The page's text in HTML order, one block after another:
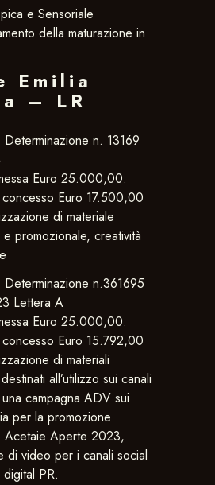
e Sensoriale
della maturazione in
Emilia
– LR
n. 13169
Euro 25.000,00.
Euro 17.500,00
di materiale
e promozionale, creatività
n.361695
Lettera A
Euro 25.000,00.
Euro 15.792,00
di materiali
all’utilizzo sui canali
campagna ADV sui
per la promozione
Acetaie Aperte 2023,
di video per i canali social
PR.